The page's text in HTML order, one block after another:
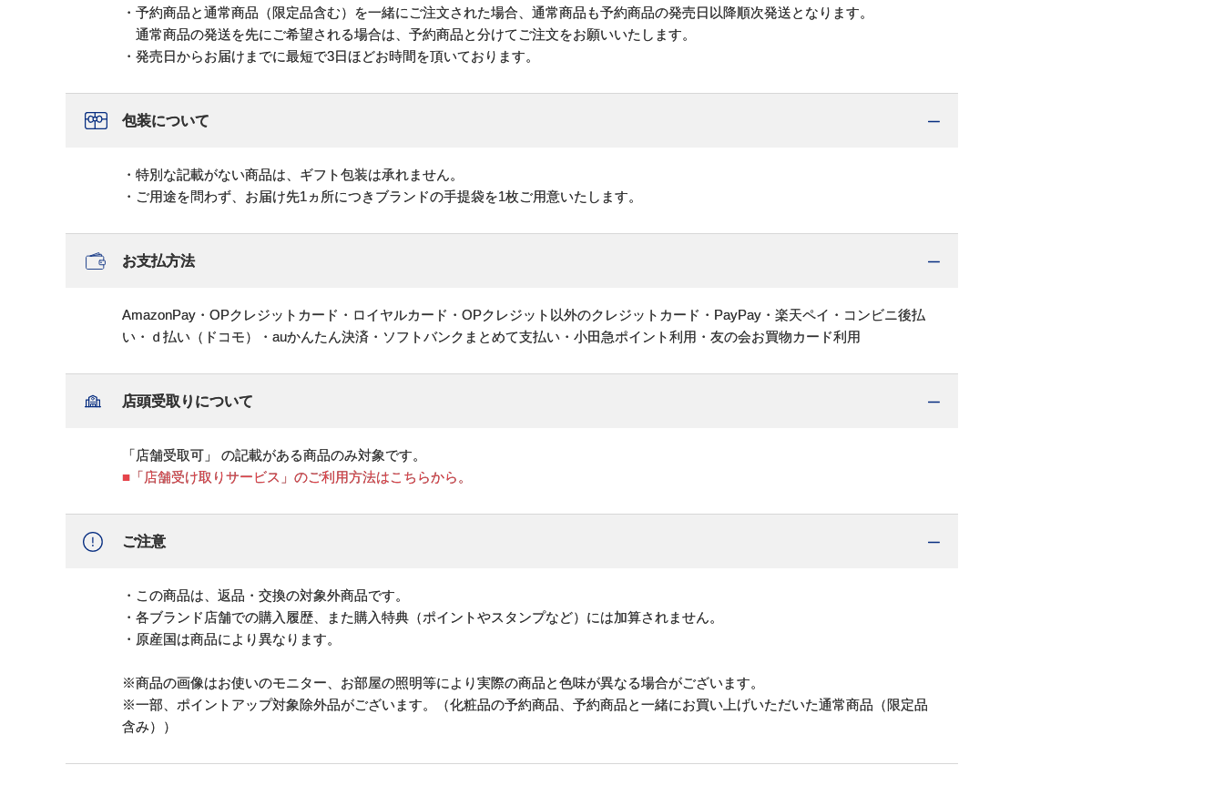
・予約商品と通常商品（限定品含む）を一緒にご注文された場合、通常商品も予約商品の発売日以降順次発送となります。
通常商品の発送を先にご希望される場合は、予約商品と分けてご注文をお願いいたします。
・発売日からお届けまでに最短で3日ほどお時間を頂いております。
包装について
・特別な記載がない商品は、ギフト包装は承れません。
・ご用途を問わず、お届け先1ヵ所につきブランドの手提袋を1枚ご用意いたします。
お支払方法
AmazonPay・OPクレジットカード・ロイヤルカード・OPクレジット以外のクレジットカード・PayPay・楽天ペイ・コンビニ後払
い・ｄ払い（ドコモ）・auかんたん決済・ソフトバンクまとめて支払い・小田急ポイント利用・友の会お買物カード利用
店頭受取りについて
「店舗受取可」 の記載がある商品のみ対象です。
■「店舗受け取りサービス」のご利用方法はこちらから。
ご注意
・この商品は、返品・交換の対象外商品です。
・各ブランド店舗での購入履歴、また購入特典（ポイントやスタンプなど）には加算されません。
・原産国は商品により異なります。
※商品の画像はお使いのモニター、お部屋の照明等により実際の商品と色味が異なる場合がございます。
※一部、ポイントアップ対象除外品がございます。（化粧品の予約商品、予約商品と一緒にお買い上げいただいた通常商品（限定品
含み））